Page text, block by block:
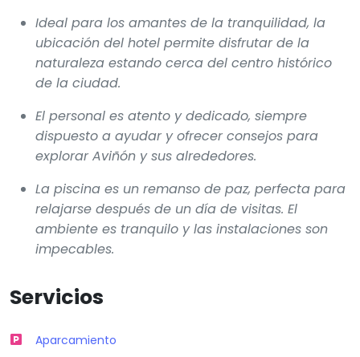
Ideal para los amantes de la tranquilidad, la
ubicación del hotel permite disfrutar de la
naturaleza estando cerca del centro histórico
de la ciudad.
El personal es atento y dedicado, siempre
dispuesto a ayudar y ofrecer consejos para
explorar Aviñón y sus alrededores.
La piscina es un remanso de paz, perfecta para
relajarse después de un día de visitas. El
ambiente es tranquilo y las instalaciones son
impecables.
Servicios
Aparcamiento